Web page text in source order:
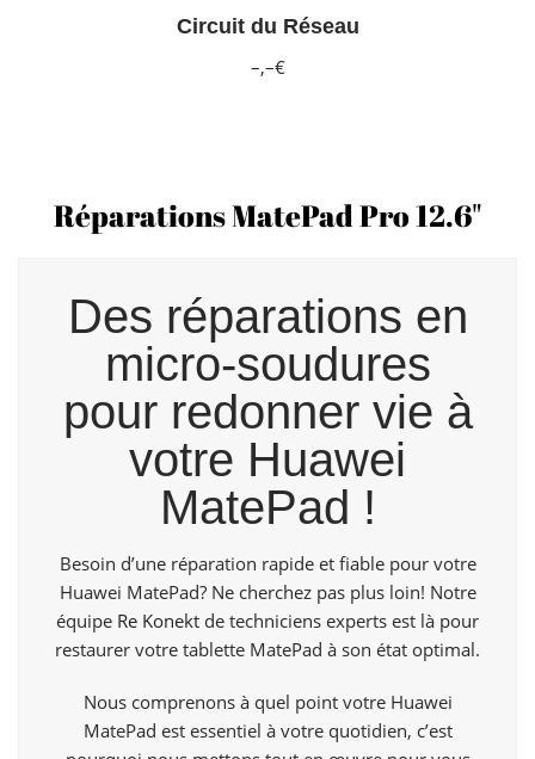
Circuit du Réseau
–,–€
Réparations MatePad Pro 12.6"
Des réparations en
micro-soudures
pour redonner vie à
votre Huawei
MatePad !
Besoin d’une réparation rapide et fiable pour votre
Huawei MatePad? Ne cherchez pas plus loin! Notre
équipe Re Konekt de techniciens experts est là pour
restaurer votre tablette MatePad à son état optimal.
Nous comprenons à quel point votre Huawei
MatePad est essentiel à votre quotidien, c’est